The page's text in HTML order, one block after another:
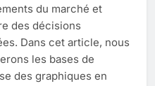
du marché et
des décisions
Dans cet article, nous
les bases de
des graphiques en